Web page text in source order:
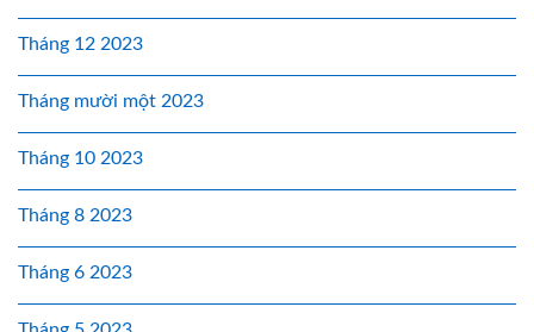
Tháng 12 2023
Tháng mười một 2023
Tháng 10 2023
Tháng 8 2023
Tháng 6 2023